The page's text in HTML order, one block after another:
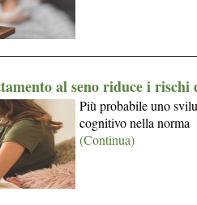
al seno riduce i
Più probabile uno
cognitivo nella norma
(Continua)